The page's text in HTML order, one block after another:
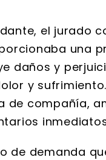
el jurado
una
daños y
y
de compañía,
de demanda